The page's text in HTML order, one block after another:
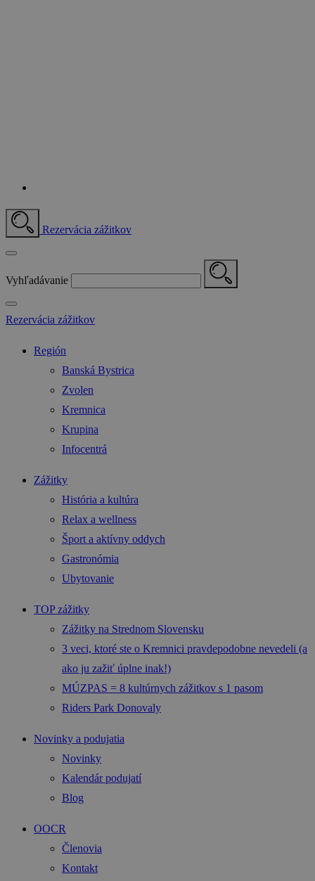
Rezervácia zážitkov
Vyhľadávanie
Rezervácia zážitkov
Región
Banská Bystrica
Zvolen
Kremnica
Krupina
Infocentrá
Zážitky
História a kultúra
Relax a wellness
Šport a aktívny oddych
Gastronómia
Ubytovanie
TOP zážitky
Zážitky na Strednom Slovensku
3 veci, ktoré ste o Kremnici pravdepodobne nevedeli (a
ako ju zažiť úplne inak!)
MÚZPAS = 8 kultúrnych zážitkov s 1 pasom
Riders Park Donovaly
Novinky a podujatia
Novinky
Kalendár podujatí
Blog
OOCR
Členovia
Kontakt